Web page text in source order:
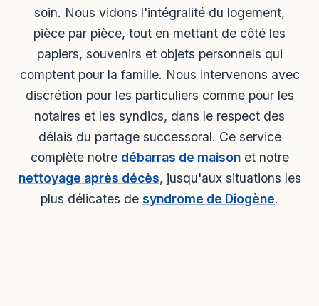
soin. Nous vidons l'intégralité du logement,
pièce par pièce, tout en mettant de côté les
papiers, souvenirs et objets personnels qui
comptent pour la famille. Nous intervenons avec
discrétion pour les particuliers comme pour les
notaires et les syndics, dans le respect des
délais du partage successoral. Ce service
complète notre débarras de maisonet notre
nettoyage après décès, jusqu'aux situations les
plus délicates de syndrome de Diogène.